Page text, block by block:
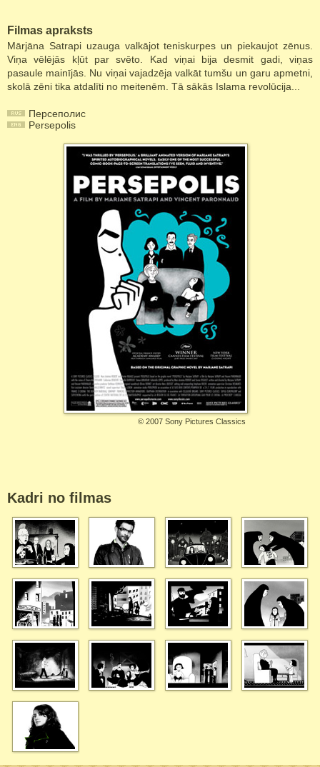
Filmas apraksts
Mārjāna Satrapi uzauga valkājot teniskurpes un piekaujot zēnus.
Viņa vēlējās kļūt par svēto. Kad viņai bija desmit gadi, viņas
pasaule mainījās. Nu viņai vajadzēja valkāt tumšu un garu apmetni,
skolā zēni tika atdalīti no meitenēm. Tā sākās Islama revolūcija...
Персеполис
Persepolis
© 2007 Sony Pictures Classics
Kadri no filmas